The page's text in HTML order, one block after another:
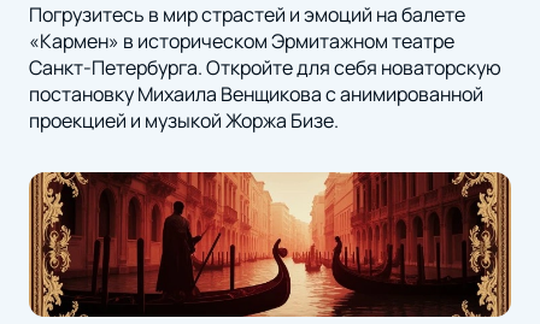
Погрузитесь в мир страстей и эмоций на балете
«Кармен» в историческом Эрмитажном театре
Санкт-Петербурга. Откройте для себя новаторскую
постановку Михаила Венщикова с анимированной
проекцией и музыкой Жоржа Бизе.